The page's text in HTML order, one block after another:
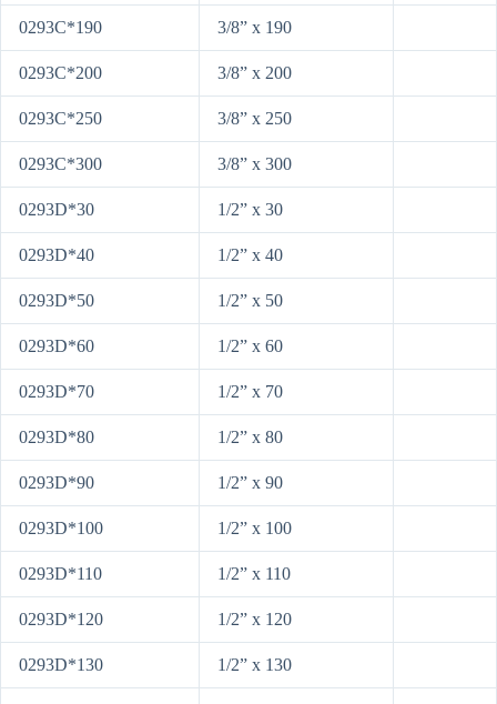
0293C*190 3/8” x 190
0293C*200 3/8” x 200
0293C*250 3/8” x 250
0293C*300 3/8” x 300
0293D*30 1/2” x 30
0293D*40 1/2” x 40
0293D*50 1/2” x 50
0293D*60 1/2” x 60
0293D*70 1/2” x 70
0293D*80 1/2” x 80
0293D*90 1/2” x 90
0293D*100 1/2” x 100
0293D*110 1/2” x 110
0293D*120 1/2” x 120
0293D*130 1/2” x 130